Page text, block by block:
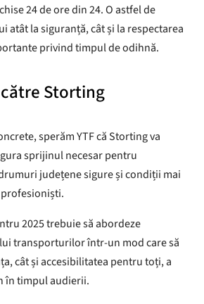
24 de ore din 24. O astfel de
atât la siguranță, cât și la respectarea
privind timpul de odihnă.
Storting
sperăm YTF că Storting va
sprijinul necesar pentru
județene sigure și condiții mai
2025 trebuie să abordeze
transporturilor într-un mod care să
cât și accesibilitatea pentru toți, a
în timpul audierii.